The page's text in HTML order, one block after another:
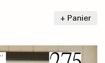
+ Panier